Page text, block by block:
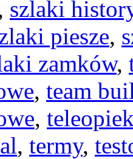
szlaki
piesze,
zamków,
, team
,
, termy,